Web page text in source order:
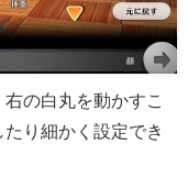
の白丸を動かすこ
り細かく設定でき